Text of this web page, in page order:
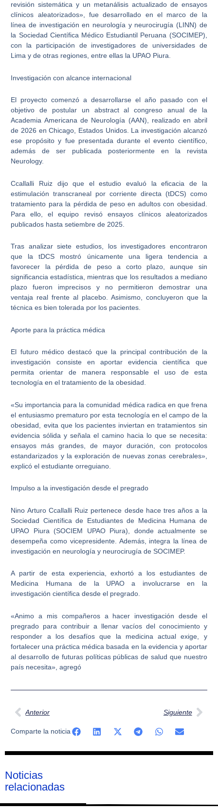
revisión sistemática y un metanálisis actualizado de ensayos
clínicos aleatorizados», fue desarrollado en el marco de la
línea de investigación en neurología y neurocirugía (LINN) de
la Sociedad Científica Médico Estudiantil Peruana (SOCIMEP),
con la participación de investigadores de universidades de
Lima y de otras regiones, entre ellas la UPAO Piura.
Investigación con alcance internacional
El proyecto comenzó a desarrollarse el año pasado con el
objetivo de postular un abstract al congreso anual de la
Academia Americana de Neurología (AAN), realizado en abril
de 2026 en Chicago, Estados Unidos. La investigación alcanzó
ese propósito y fue presentada durante el evento científico,
además de ser publicada posteriormente en la revista
Neurology.
Ccallalli Ruiz dijo que el estudio evaluó la eficacia de la
estimulación transcraneal por corriente directa (tDCS) como
tratamiento para la pérdida de peso en adultos con obesidad.
Para ello, el equipo revisó ensayos clínicos aleatorizados
publicados hasta setiembre de 2025.
Tras analizar siete estudios, los investigadores encontraron
que la tDCS mostró únicamente una ligera tendencia a
favorecer la pérdida de peso a corto plazo, aunque sin
significancia estadística, mientras que los resultados a mediano
plazo fueron imprecisos y no permitieron demostrar una
ventaja real frente al placebo. Asimismo, concluyeron que la
técnica es bien tolerada por los pacientes.
Aporte para la práctica médica
El futuro médico destacó que la principal contribución de la
investigación consiste en aportar evidencia científica que
permita orientar de manera responsable el uso de esta
tecnología en el tratamiento de la obesidad.
«Su importancia para la comunidad médica radica en que frena
el entusiasmo prematuro por esta tecnología en el campo de la
obesidad, evita que los pacientes inviertan en tratamientos sin
evidencia sólida y señala el camino hacia lo que se necesita:
ensayos más grandes, de mayor duración, con protocolos
estandarizados y la exploración de nuevas zonas cerebrales»,
explicó el estudiante orreguiano.
Impulso a la investigación desde el pregrado
Nino Arturo Ccallalli Ruiz pertenece desde hace tres años a la
Sociedad Científica de Estudiantes de Medicina Humana de
UPAO Piura (SOCIEM UPAO Piura), donde actualmente se
desempeña como vicepresidente. Además, integra la línea de
investigación en neurología y neurocirugía de SOCIMEP.
A partir de esta experiencia, exhortó a los estudiantes de
Medicina Humana de la UPAO a involucrarse en la
investigación científica desde el pregrado.
«Animo a mis compañeros a hacer investigación desde el
pregrado para contribuir a llenar vacíos del conocimiento y
responder a los desafíos que la medicina actual exige, y
fortalecer una práctica médica basada en la evidencia y aportar
al desarrollo de futuras políticas públicas de salud que nuestro
país necesita», agregó
Ant
Anterior Siguiente
Comparte la noticia
Noticias
relacionadas